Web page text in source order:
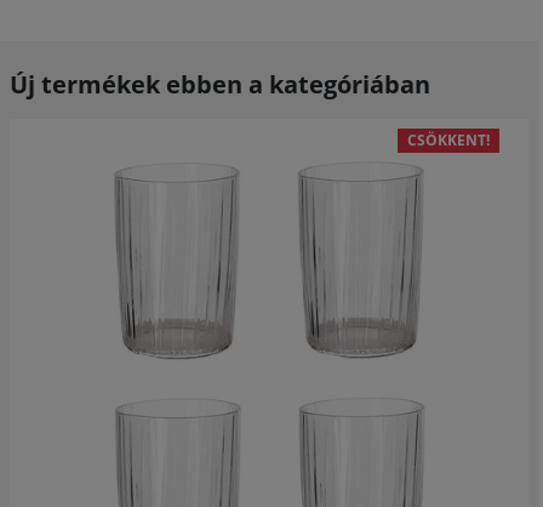
Új termékek ebben a kategóriában
CSÖKKENT!